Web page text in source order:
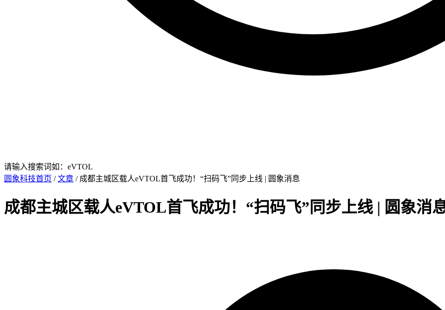
请输入搜索词如：eVTOL
圆象科技首页 /文章 / 成都主城区载人eVTOL首飞成功！“扫码飞”同步上线 | 圆象消息
成都主城区载人eVTOL首飞成功！“扫码飞”同步上线 | 圆象消